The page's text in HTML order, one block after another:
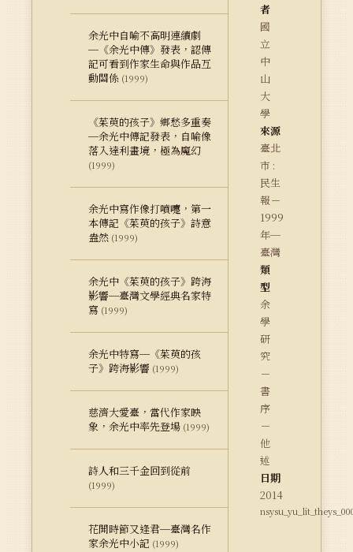
余光中自喻不高明連續劇
─《余光中傳》發表，認傳
記可看到作家生命與作品互
動關係 (1999)
《茱萸的孩子》鄉愁多重奏
─余光中傳記發表，自喻像
落入達利畫境，極為魔幻
(1999)
余光中寫作像打噴嚏，第一
本傳記《茱萸的孩子》詩意
盎然 (1999)
余光中《茱萸的孩子》跨海
影響─臺灣文學經典名家特
寫 (1999)
余光中特寫─《茱萸的孩
子》跨海影響 (1999)
慈濟大愛臺，當代作家映
象，余光中率先登場 (1999)
詩人和三千金回到從前
(1999)
花開時節又逢君─臺灣名作
家余光中小記 (1999)
者
國
立
中
山
大
學
來源
臺北
市 :
民生
報－
1999
年─
臺灣
類
型
余
學
研
究
－
書
序
－
他
述
日期
2014